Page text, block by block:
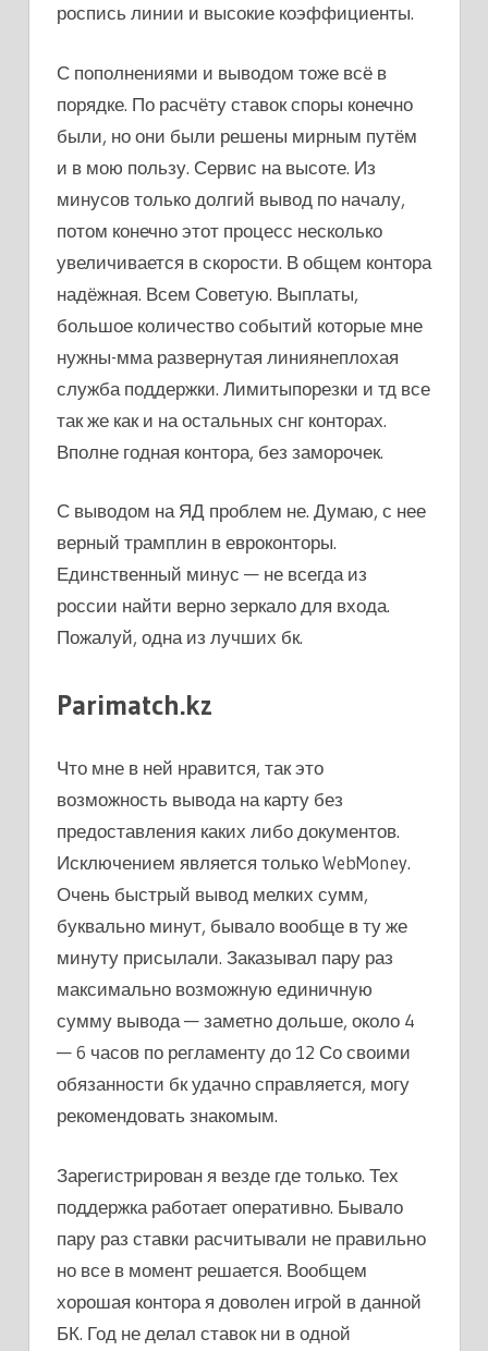
роспись линии и высокие коэффициенты.
С пополнениями и выводом тоже всё в
порядке. По расчёту ставок споры конечно
были, но они были решены мирным путём
и в мою пользу. Сервис на высоте. Из
минусов только долгий вывод по началу,
потом конечно этот процесс несколько
увеличивается в скорости. В общем контора
надёжная. Всем Советую. Выплаты,
большое количество событий которые мне
нужны-мма развернутая линиянеплохая
служба поддержки. Лимитыпорезки и тд все
так же как и на остальных снг конторах.
Вполне годная контора, без заморочек.
С выводом на ЯД проблем не. Думаю, с нее
верный трамплин в евроконторы.
Единственный минус — не всегда из
россии найти верно зеркало для входа.
Пожалуй, одна из лучших бк.
Parimatch.kz
Что мне в ней нравится, так это
возможность вывода на карту без
предоставления каких либо документов.
Исключением является только WebMoney.
Очень быстрый вывод мелких сумм,
буквально минут, бывало вообще в ту же
минуту присылали. Заказывал пару раз
максимально возможную единичную
сумму вывода — заметно дольше, около 4
— 6 часов по регламенту до 12 Со своими
обязанности бк удачно справляется, могу
рекомендовать знакомым.
Зарегистрирован я везде где только. Тех
поддержка работает оперативно. Бывало
пару раз ставки расчитывали не правильно
но все в момент решается. Вообщем
хорошая контора я доволен игрой в данной
БК. Год не делал ставок ни в одной